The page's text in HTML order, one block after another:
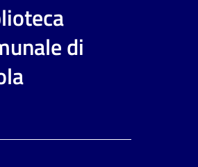
di